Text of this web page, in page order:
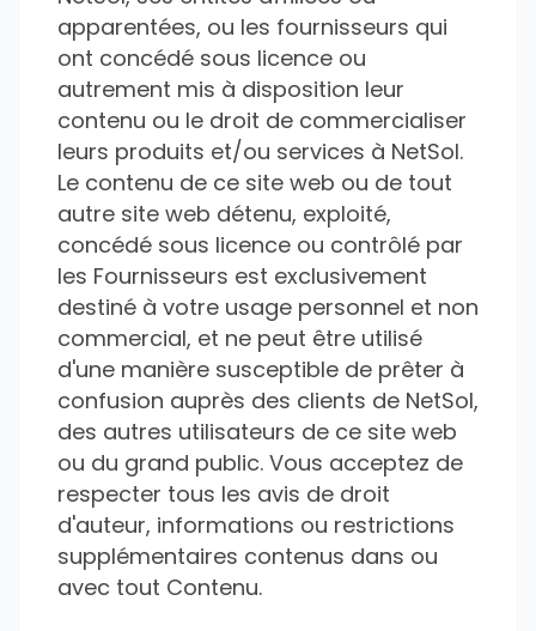
apparentées, ou les fournisseurs qui
ont concédé sous licence ou
autrement mis à disposition leur
contenu ou le droit de commercialiser
leurs produits et/ou services à NetSol.
Le contenu de ce site web ou de tout
autre site web détenu, exploité,
concédé sous licence ou contrôlé par
les Fournisseurs est exclusivement
destiné à votre usage personnel et non
commercial, et ne peut être utilisé
d'une manière susceptible de prêter à
confusion auprès des clients de NetSol,
des autres utilisateurs de ce site web
ou du grand public. Vous acceptez de
respecter tous les avis de droit
d'auteur, informations ou restrictions
supplémentaires contenus dans ou
avec tout Contenu.